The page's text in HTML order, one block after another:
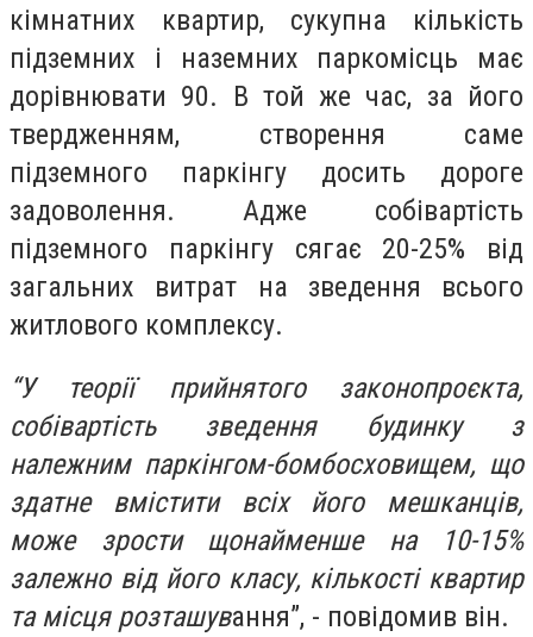
кімнатних квартир, сукупна кількість
підземних і наземних паркомісць має
дорівнювати 90. В той же час, за його
твердженням, створення саме
підземного паркінгу досить дороге
задоволення. Адже собівартість
підземного паркінгу сягає 20-25% від
загальних витрат на зведення всього
житлового комплексу.
“У теорії прийнятого законопроєкта,
собівартість зведення будинку з
належним паркінгом-бомбосховищем, що
здатне вмістити всіх його мешканців,
може зрости щонайменше на 10-15%
залежно від його класу, кількості квартир
та місця розташування”, - повідомив він.